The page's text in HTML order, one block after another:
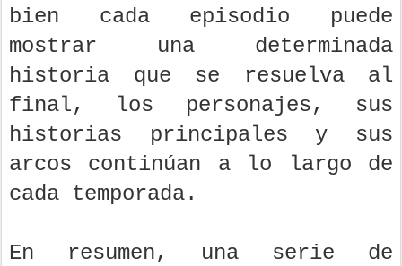
bien cada episodio puede
mostrar una determinada
historia que se resuelva al
final, los personajes, sus
historias principales y sus
arcos continúan a lo largo de
cada temporada.
En resumen, una serie de